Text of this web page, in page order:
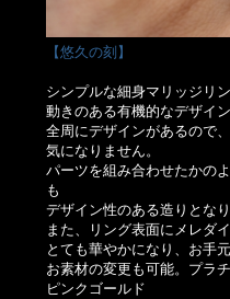
【悠久の刻】
シンプルな細身マリッジリン
動きのある有機的なデザイ
全周にデザインがあるので
気になりません。
パーツを組み合わせたかの
も
デザイン性のある造りとなり
また、リング表面にメレダ
とても華やかになり、お手
お素材の変更も可能。プラ
ピンクゴールド